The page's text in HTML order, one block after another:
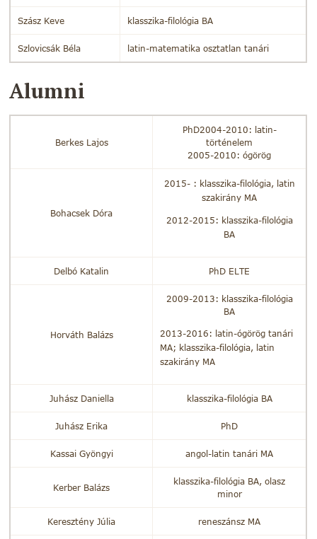
Szász Keve klasszika-filológia BA
Szlovicsák Béla latin-matematika osztatlan tanári
Alumni
Berkes Lajos
PhD2004-2010: latin-
történelem
2005-2010: ógörög
Bohacsek Dóra
2015- : klasszika-filológia, latin
szakirány MA
2012-2015: klasszika-filológia
BA
Delbó Katalin PhD ELTE
Horváth Balázs
2009-2013: klasszika-filológia
BA
2013-2016: latin-ógörög tanári
MA; klasszika-filológia, latin
szakirány MA
Juhász Daniella klasszika-filológia BA
Juhász Erika PhD
Kassai Gyöngyi angol-latin tanári MA
Kerber Balázs
klasszika-filológia BA, olasz
minor
Keresztény Júlia reneszánsz MA